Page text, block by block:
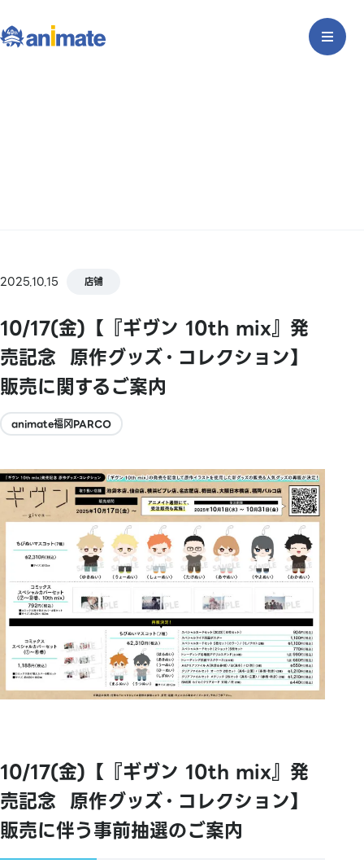
2025.10.15 店铺
10/17(金)【『ギヴン 10th mix』発
売記念⠀原作グッズ・コレクション】
販売に関するご案内
animate福冈PARCO
10/17(金)【『ギヴン 10th mix』発
売記念⠀原作グッズ・コレクション】
販売に伴う事前抽選のご案内